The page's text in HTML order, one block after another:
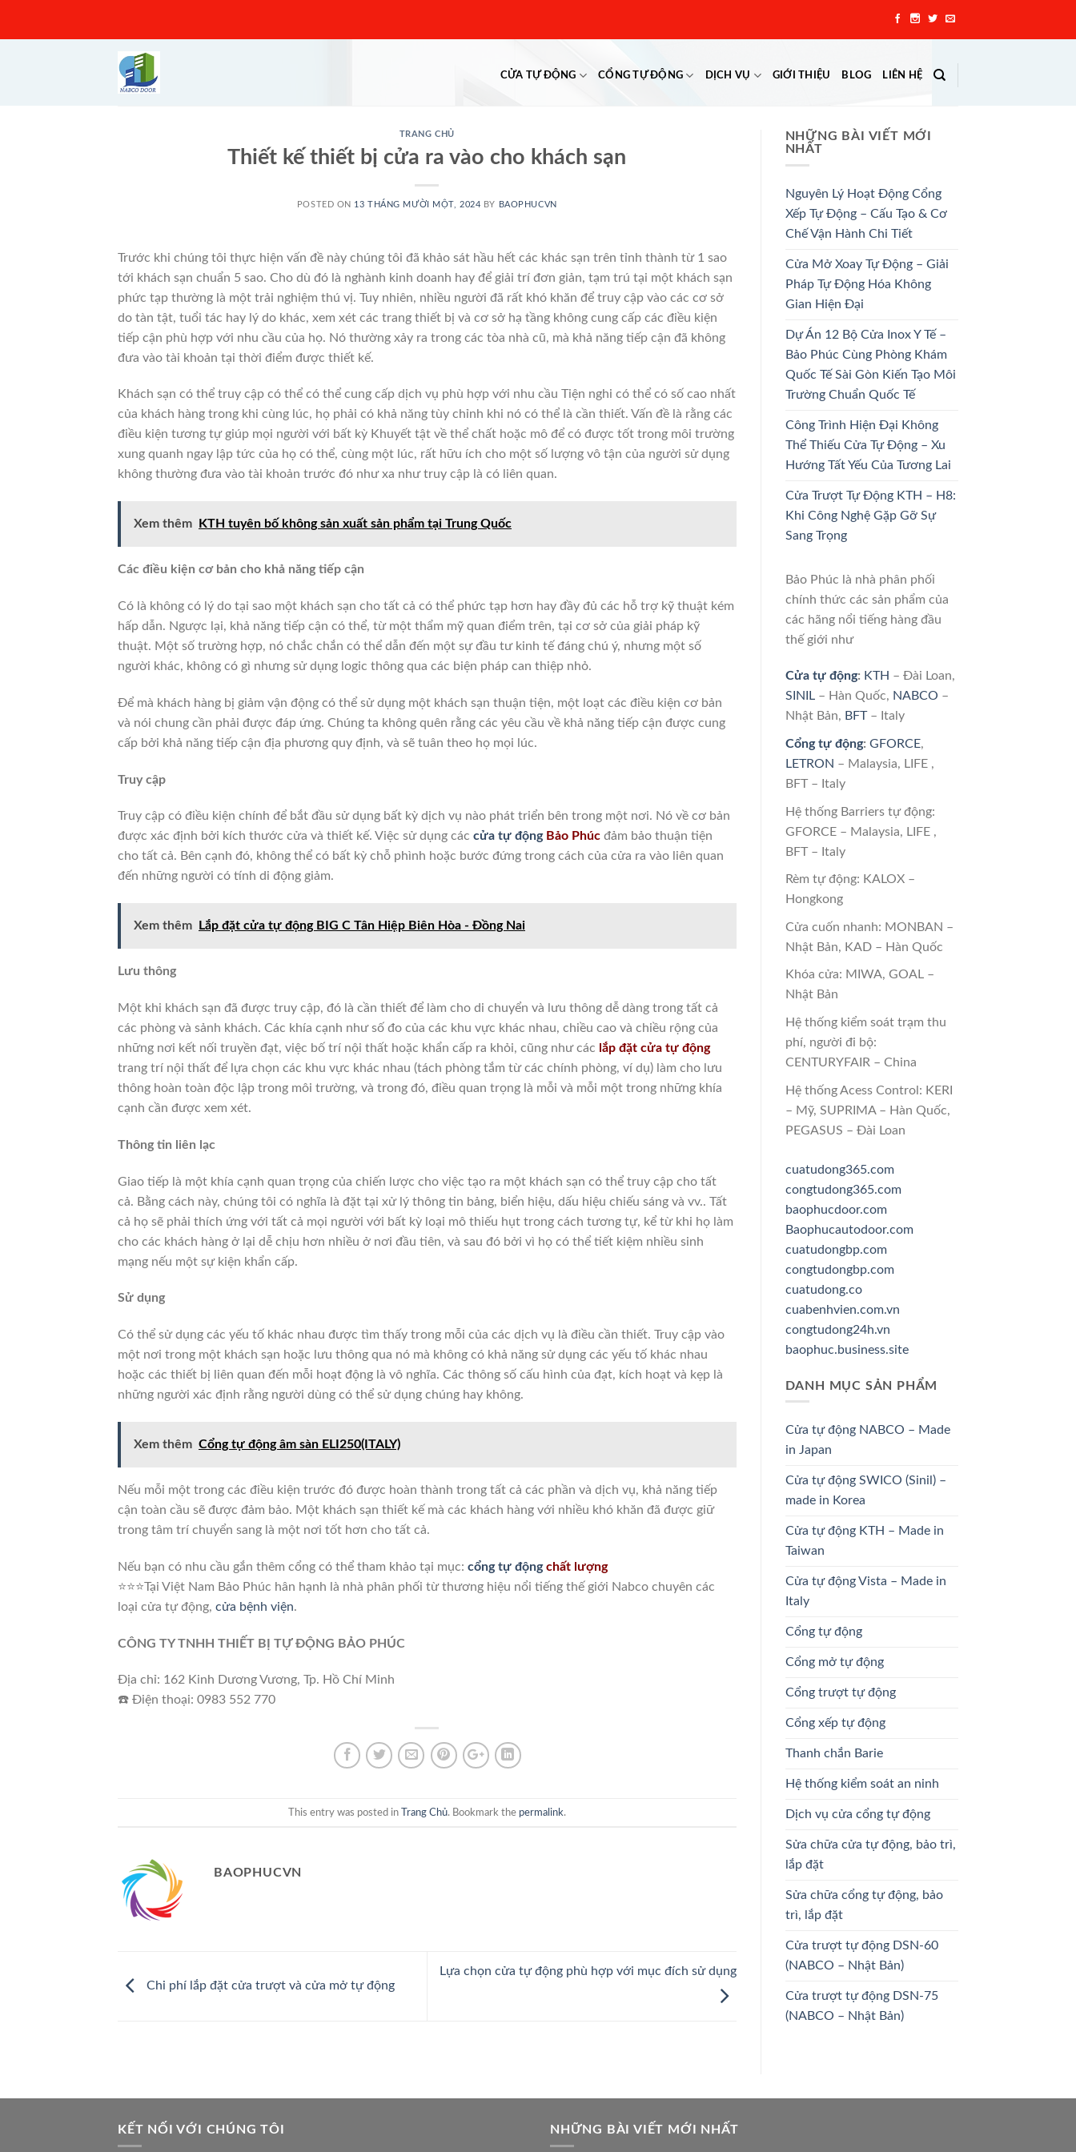
CỬA TỰ ĐỘNG CỔNG TỰ ĐỘNG DỊCH VỤ GIỚI THIỆU BLOG LIÊN HỆ
TRANG CHỦ
Thiết kế thiết bị cửa ra vào cho khách sạn
POSTED ON 13 THÁNG MƯỜI MỘT, 2024 BY BAOPHUCVN
Trước khi chúng tôi thực hiện vấn đề này chúng tôi đã khảo sát hầu hết các khác sạn trên tỉnh thành từ 1 sao
tới khách sạn chuẩn 5 sao. Cho dù đó là nghành kinh doanh hay để giải trí đơn giản, tạm trú tại một khách sạn
phức tạp thường là một trải nghiệm thú vị. Tuy nhiên, nhiều người đã rất khó khăn để truy cập vào các cơ sở
do tàn tật, tuổi tác hay lý do khác, xem xét các trang thiết bị và cơ sở hạ tầng không cung cấp các điều kiện
tiếp cận phù hợp với nhu cầu của họ. Nó thường xảy ra trong các tòa nhà cũ, mà khả năng tiếp cận đã không
đưa vào tài khoản tại thời điểm được thiết kế.
Khách sạn có thể truy cập có thể có thể cung cấp dịch vụ phù hợp với nhu cầu Tiện nghi có thể có số cao nhất
của khách hàng trong khi cùng lúc, họ phải có khả năng tùy chỉnh khi nó có thể là cần thiết. Vấn đề là rằng các
điều kiện tương tự giúp mọi người với bất kỳ Khuyết tật về thể chất hoặc mô để có được tốt trong môi trường
xung quanh ngay lập tức của họ có thể, cùng một lúc, rất hữu ích cho một số lượng vô tận của người sử dụng
không thường đưa vào tài khoản trước đó như xa như truy cập là có liên quan.
Xem thêm KTH tuyên bố không sản xuất sản phẩm tại Trung Quốc
Các điều kiện cơ bản cho khả năng tiếp cận
Có là không có lý do tại sao một khách sạn cho tất cả có thể phức tạp hơn hay đầy đủ các hỗ trợ kỹ thuật kém
hấp dẫn. Ngược lại, khả năng tiếp cận có thể, từ một thẩm mỹ quan điểm trên, tại cơ sở của giải pháp kỹ
thuật. Một số trường hợp, nó chắc chắn có thể dẫn đến một sự đầu tư kinh tế đáng chú ý, nhưng một số
người khác, không có gì nhưng sử dụng logic thông qua các biện pháp can thiệp nhỏ.
Để mà khách hàng bị giảm vận động có thể sử dụng một khách sạn thuận tiện, một loạt các điều kiện cơ bản
và nói chung cần phải được đáp ứng. Chúng ta không quên rằng các yêu cầu về khả năng tiếp cận được cung
cấp bởi khả năng tiếp cận địa phương quy định, và sẽ tuân theo họ mọi lúc.
Truy cập
Truy cập có điều kiện chính để bắt đầu sử dụng bất kỳ dịch vụ nào phát triển bên trong một nơi. Nó về cơ bản
được xác định bởi kích thước cửa và thiết kế. Việc sử dụng các cửa tự độngBảo Phúc đảm bảo thuận tiện
cho tất cả. Bên cạnh đó, không thể có bất kỳ chỗ phình hoặc bước đứng trong cách của cửa ra vào liên quan
đến những người có tính di động giảm.
Xem thêm Lắp đặt cửa tự động BIG C Tân Hiệp Biên Hòa - Đồng Nai
Lưu thông
Một khi khách sạn đã được truy cập, đó là cần thiết để làm cho di chuyển và lưu thông dễ dàng trong tất cả
các phòng và sảnh khách. Các khía cạnh như số đo của các khu vực khác nhau, chiều cao và chiều rộng của
những nơi kết nối truyền đạt, việc bố trí nội thất hoặc khẩn cấp ra khỏi, cũng như các lắp đặt cửa tự động
trang trí nội thất để lựa chọn các khu vực khác nhau (tách phòng tắm từ các chính phòng, ví dụ) làm cho lưu
thông hoàn toàn độc lập trong môi trường, và trong đó, điều quan trọng là mỗi và mỗi một trong những khía
cạnh cần được xem xét.
Thông tin liên lạc
Giao tiếp là một khía cạnh quan trọng của chiến lược cho việc tạo ra một khách sạn có thể truy cập cho tất
cả. Bằng cách này, chúng tôi có nghĩa là đặt tại xử lý thông tin bảng, biển hiệu, dấu hiệu chiếu sáng và vv.. Tất
cả họ sẽ phải thích ứng với tất cả mọi người với bất kỳ loại mô thiếu hụt trong cách tương tự, kể từ khi họ làm
cho các khách hàng ở lại dễ chịu hơn nhiều ở nơi đầu tiên, và sau đó bởi vì họ có thể tiết kiệm nhiều sinh
mạng nếu một sự kiện khẩn cấp.
Sử dụng
Có thể sử dụng các yếu tố khác nhau được tìm thấy trong mỗi của các dịch vụ là điều cần thiết. Truy cập vào
một nơi trong một khách sạn hoặc lưu thông qua nó mà không có khả năng sử dụng các yếu tố khác nhau
hoặc các thiết bị liên quan đến mỗi hoạt động là vô nghĩa. Các thông số cấu hình của đạt, kích hoạt và kẹp là
những người xác định rằng người dùng có thể sử dụng chúng hay không.
Xem thêm Cổng tự động âm sàn ELI250(ITALY)
Nếu mỗi một trong các điều kiện trước đó được hoàn thành trong tất cả các phần và dịch vụ, khả năng tiếp
cận toàn cầu sẽ được đảm bảo. Một khách sạn thiết kế mà các khách hàng với nhiều khó khăn đã được giữ
trong tâm trí chuyển sang là một nơi tốt hơn cho tất cả.
Nếu bạn có nhu cầu gắn thêm cổng có thể tham khảo tại mục: cổng tự độngchất lượng
⭐️⭐️⭐️Tại Việt Nam Bảo Phúc hân hạnh là nhà phân phối từ thương hiệu nổi tiếng thế giới Nabco chuyên các
loại cửa tự động, cửa bệnh viện.
CÔNG TY TNHH THIẾT BỊ TỰ ĐỘNG BẢO PHÚC
Địa chỉ: 162 Kinh Dương Vương, Tp. Hồ Chí Minh
☎️ Điện thoại: 0983 552 770
This entry was posted in Trang Chủ. Bookmark the permalink.
BAOPHUCVN
Chi phí lắp đặt cửa trượt và cửa mở tự động
Lựa chọn cửa tự động phù hợp với mục đích sử dụng
NHỮNG BÀI VIẾT MỚI
NHẤT
Nguyên Lý Hoạt Động Cổng
Xếp Tự Động – Cấu Tạo & Cơ
Chế Vận Hành Chi Tiết
Cửa Mở Xoay Tự Động – Giải
Pháp Tự Động Hóa Không
Gian Hiện Đại
Dự Án 12 Bộ Cửa Inox Y Tế –
Bảo Phúc Cùng Phòng Khám
Quốc Tế Sài Gòn Kiến Tạo Môi
Trường Chuẩn Quốc Tế
Công Trình Hiện Đại Không
Thể Thiếu Cửa Tự Động – Xu
Hướng Tất Yếu Của Tương Lai
Cửa Trượt Tự Động KTH – H8:
Khi Công Nghệ Gặp Gỡ Sự
Sang Trọng
Bảo Phúc là nhà phân phối
chính thức các sản phẩm của
các hãng nổi tiếng hàng đầu
thế giới như
Cửa tự động: KTH – Đài Loan,
SINIL– Hàn Quốc, NABCO –
Nhật Bản, BFT– Italy
Cổng tự động: GFORCE,
LETRON – Malaysia, LIFE ,
BFT – Italy
Hệ thống Barriers tự động:
GFORCE – Malaysia, LIFE ,
BFT – Italy
Rèm tự động: KALOX –
Hongkong
Cửa cuốn nhanh: MONBAN –
Nhật Bản, KAD – Hàn Quốc
Khóa cửa: MIWA, GOAL –
Nhật Bản
Hệ thống kiểm soát trạm thu
phí, người đi bộ:
CENTURYFAIR – China
Hệ thống Acess Control: KERI
– Mỹ, SUPRIMA – Hàn Quốc,
PEGASUS – Đài Loan
cuatudong365.com
congtudong365.com
baophucdoor.com
Baophucautodoor.com
cuatudongbp.com
congtudongbp.com
cuatudong.co
cuabenhvien.com.vn
congtudong24h.vn
baophuc.business.site
DANH MỤC SẢN PHẨM
Cửa tự động NABCO – Made
in Japan
Cửa tự động SWICO (Sinil) –
made in Korea
Cửa tự động KTH – Made in
Taiwan
Cửa tự động Vista – Made in
Italy
Cổng tự động
Cổng mở tự động
Cổng trượt tự động
Cổng xếp tự động
Thanh chắn Barie
Hệ thống kiểm soát an ninh
Dịch vụ cửa cổng tự động
Sửa chữa cửa tự động, bảo trì,
lắp đặt
Sửa chữa cổng tự động, bảo
trì, lắp đặt
Cửa trượt tự động DSN-60
(NABCO – Nhật Bản)
Cửa trượt tự động DSN-75
(NABCO – Nhật Bản)
KẾT NỐI VỚI CHÚNG TÔI NHỮNG BÀI VIẾT MỚI NHẤT